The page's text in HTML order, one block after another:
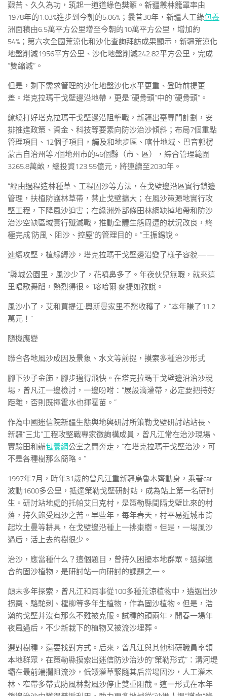
艱苦、久久為功，筑起一道道綠色樊籬。新疆叢林籠罩率由
1978年的1.03%進步到今朝的5.06%；曩昔30年，新疆人工綠包養
洲面積由6.5萬平方公里增至今朝的10萬平方公里，增加約
54%；第六次全國荒涼化和沙化查詢拜訪成果顯示，新疆荒涼化
地盤削減1956平方公里、沙化地盤削減242.82平方公里，完成
“雙縮減”。
但是，剩下需求管理的沙化地盤沙化水平更重、登時前提更
差。塔克拉瑪干戈壁邊沿地帶，更是“硬骨頭”中的“硬骨頭”。
繚繞打好塔克拉瑪干戈壁邊沿阻擊戰，新疆出臺專門計劃，安
排推進政策、資金、科技等要素向防沙治沙傾斜；布局7個重點
管理項目、12個子項目，觸及和地步區、喀什地域、巴音郭楞
蒙古自治州等7個地州市的46個縣（市、區），綜合管理範圍
3265.8萬畝，總投資123.55億元，將連續至2030年。
“經由過程造林種草、工程固沙等方法，在戈壁邊沿區實行鎖邊
管理，扶植防護林草帶，禁止戈壁擴大；在風沙策源地實行攻
堅工程，下降風沙迫害；在綠洲外部條田林網缺掉地帶和防沙
治沙空缺區域實行殲滅戰，推動全體生態周遭的狀況改良，終
極完成‘防風、阻沙、控塵’的管理目的。”王振錫說。
連續攻堅，植綠縛沙，塔克拉瑪干戈壁邊沿變了樣子容貌——
“縣城公園里，風沙少了，花噴鼻多了。年夜伙兒無暇，就來這
里唱歌舞蹈，熱烈得很。”喀哈爾·麥提如孜說。
風沙小了，艾和買提江·奧斯曼家里不愁收穫了，“本年賺了11.2
萬元！”
隨機應變
聯合各地風沙成因及景象、水文等前提，摸索多種治沙形式
腳下沙子金飾，腳步邁得飛快。在塔克拉瑪干戈壁邊沿治沙現
場，曾凡江一邊檢討，一邊吩咐：“展設滴灌帶，必定要把持好
距離，否則既揮霍水也揮霍苗。”
作為中國迷信院新疆生態與地輿研討所策勒戈壁研討站站長、
新疆“三北”工程攻堅戰專家徵詢構成員，曾凡江常在治沙現場、
實驗田和辦包養網公室之間奔走，“在塔克拉瑪干戈壁治沙，可
不是各種樹那么簡略。”
1997年7月，時年31歲的曾凡江重新疆烏魯木齊動身，乘著car
波動1600多公里，抵達策勒戈壁研討站，成為站上第一名研討
生。研討站地處的托帕艾日克村，是策勒縣間隔戈壁比來的村
落，持久飽受風沙之苦。早些年，每年春天，村平易近城市背
起坎土曼等耕具，在戈壁邊沿種上一排棗樹。但是，一場風沙
過后，活上去的樹很少。
治沙，應當種什么？這個題目，曾持久困擾本地群眾。選擇適
合的固沙植物，是研討站一向研討的課題之一。
顛末多年探索，曾凡江和同事從100多種荒涼植物中，遴選出沙
拐棗、駱駝刺、檉柳等多年生植物，作為固沙植物。但是，浩
瀚的戈壁并沒有那么不難被克服。試種的頭兩年，開春一場年
夜風過后，不少新栽下的植物又被流沙埋葬。
選對樹種，還要找對方式。后來，曾凡江與其他科研職員率領
本地群眾，在策勒縣摸索出迷信防沙治沙的“策勒形式”：溝河堤
壩在最前端攔阻流沙，低矮灌草緊隨其后當場固沙，人工灌木
林、窄帶多帶式防風林對風沙停止雙重阻截。這一形式在本年